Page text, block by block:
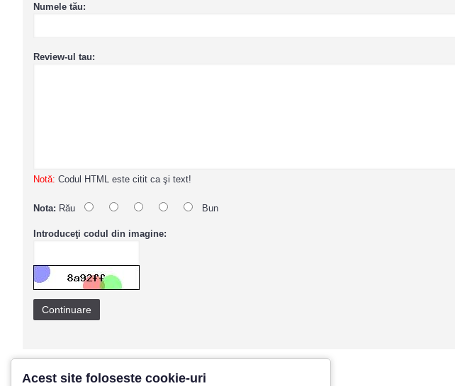
Numele tău:
Review-ul tau:
Notă: Codul HTML este citit ca şi text!
Nota: Rău Bun
Introduceţi codul din imagine:
Continuare
Acest site foloseste cookie-uri